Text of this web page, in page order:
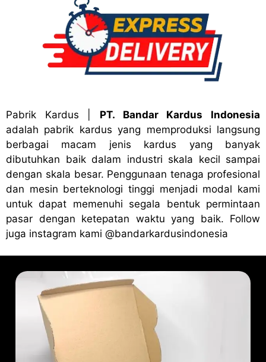
Pabrik Kardus
PT. Bandar Kardus Indonesia
adalah pabrik kardus yang memproduksi langsung
berbagai macam jenis kardus yang banyak
dibutuhkan baik dalam industri skala kecil sampai
dengan skala besar. Penggunaan tenaga profesional
dan mesin berteknologi tinggi menjadi modal kami
untuk dapat memenuhi segala bentuk permintaan
pasar dengan ketepatan waktu yang baik. Follow
juga instagram kami @bandarkardusindonesia